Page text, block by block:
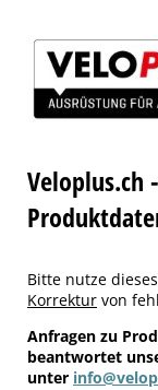
Veloplus.ch
Bitte nutze
Korrektur von
Anfragen zu
beantwortet
unter